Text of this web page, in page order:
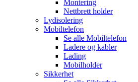
Montering
Nettbrett holder
Lydisolering
Mobiltelefon
Se alle Mobiltelefon
Ladere og kabler
Lading
Mobilholder
Sikkerhet